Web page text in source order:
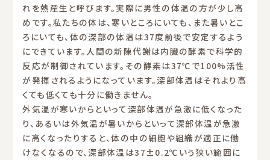
れを熱産生と呼びます。実際に男性の体温の方が少し高
めです。私たちの体は、寒いところにいても、また暑いとこ
ろにいても、体の深部の体温は37度前後で安定するよう
にできています。人間の新陳代謝は内臓の酵素で科学的
反応が制御されています。その酵素は37℃で100%活性
が発揮されるようになっています。深部体温はそれより高
くても低くても十分に働きません。
外気温が寒いからといって深部体温が急激に低くなった
り、あるいは外気温が暑いからといって深部体温が急激
に高くなったりすると、体の中の細胞や組織が適正に働
けなくなるので、深部体温は37±0.2℃いう狭い範囲に